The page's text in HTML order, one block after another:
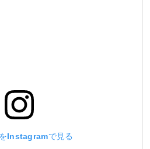
Instagramで見る